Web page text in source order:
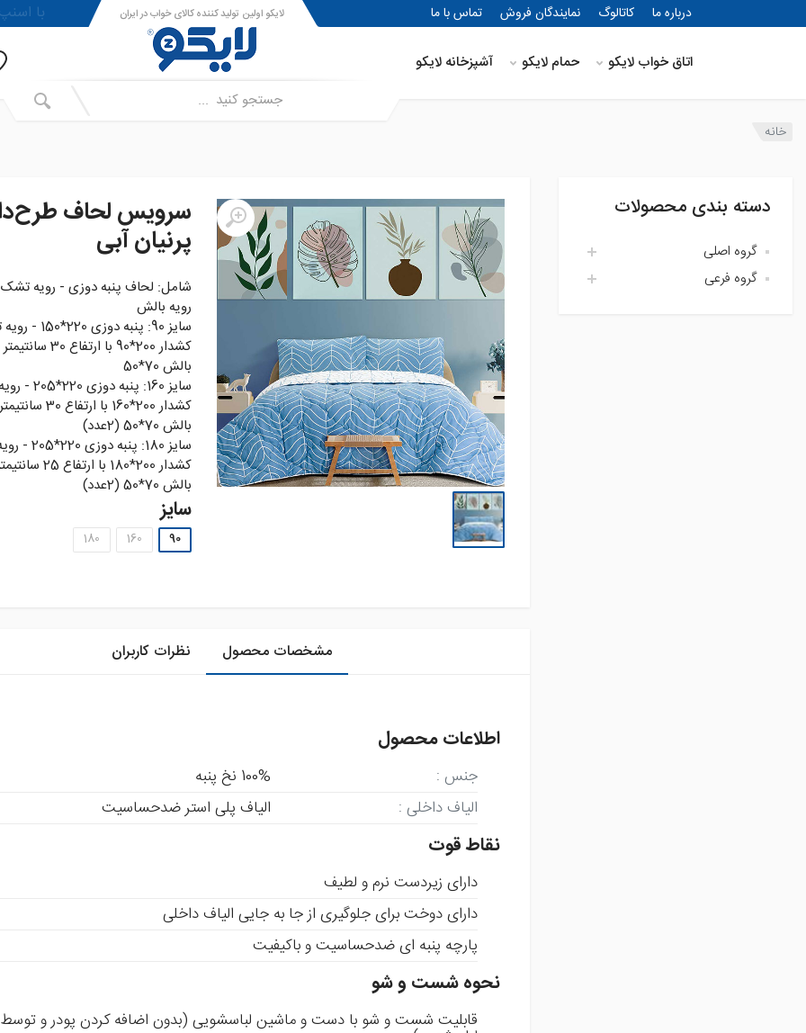
درباره ما کاتالوگ نمایندگان فروش تماس با ما !با اسنپ پی
اتاق خواب لایکو حمام لایکو آشپزخانه لایکو
لایکو اولین تولید کننده کالای خواب در ایران
خانه
دسته بندی محصولات
گروه اصلی
اتاق خواب لایکوگروه فرعی
سرویس لحاف
پرنیان آبی
شامل: لحاف پنبه دوزی - رویه
رویه بالش
سايز 90: پنبه دوزی
کشدار 200*90 با
بالش 70*50
سايز 160: پنبه
کشدار 200*160 با
بالش 70*50 (2عدد)
سايز 180:
کشدار 200*180 با
بالش 70*50 (2عدد)
سایز
90
160
180
مشخصات محصول نظرات کاربران
اطلاعات محصول
جنس :
100% نخ پنبه
الیاف داخلی : الیاف پلی استر ضدحساسیت
نقاط قوت
دارای زیردست نرم و لطیف
دارای دوخت برای جلوگیری از جا به جایی الیاف داخلی
پارچه پنبه ای ضدحساسیت و باکیفیت
نحوه شست و شو
قابلیت شست و شو با دست و ماشین لباسشویی (بدون اضافه کردن پودر و